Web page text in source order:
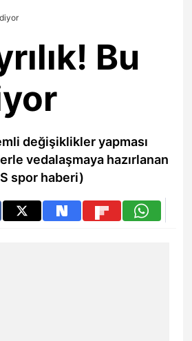
Bu
değişiklikler yapması
vedalaşmaya hazırlanan
spor haberi)